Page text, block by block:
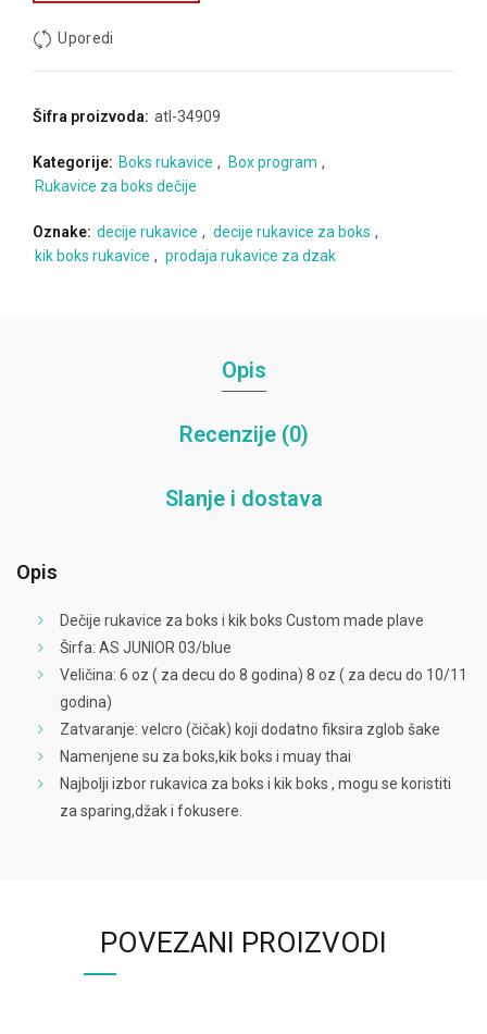
Uporedi
Šifra proizvoda: atl-34909
Kategorije: Boks rukavice , Box program ,
Rukavice za boks dečije
Oznake: decije rukavice , decije rukavice za boks ,
kik boks rukavice , prodaja rukavice za dzak
Opis
Recenzije (0)
Slanje i dostava
Opis
Dečije rukavice za boks i kik boks Custom made plave
Širfa: AS JUNIOR 03/blue
Veličina: 6 oz ( za decu do 8 godina) 8 oz ( za decu do 10/11
godina)
Zatvaranje: velcro (čičak) koji dodatno fiksira zglob šake
Namenjene su za boks,kik boks i muay thai
Najbolji izbor rukavica za boks i kik boks , mogu se koristiti
za sparing,džak i fokusere.
POVEZANI PROIZVODI